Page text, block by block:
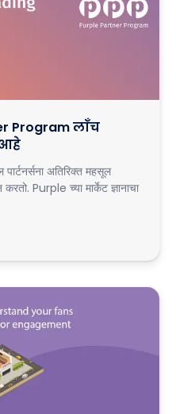
Program लाँच
अतिरिक्त महसूल
Purple च्या मार्केट ज्ञानाचा